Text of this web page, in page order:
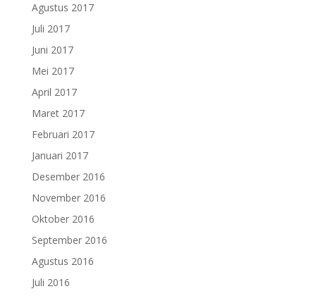
Agustus 2017
Juli 2017
Juni 2017
Mei 2017
April 2017
Maret 2017
Februari 2017
Januari 2017
Desember 2016
November 2016
Oktober 2016
September 2016
Agustus 2016
Juli 2016